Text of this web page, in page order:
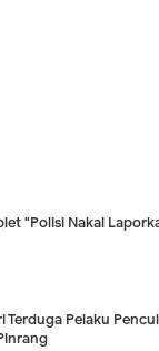
"Polisi Nakal
Terduga Pelaku